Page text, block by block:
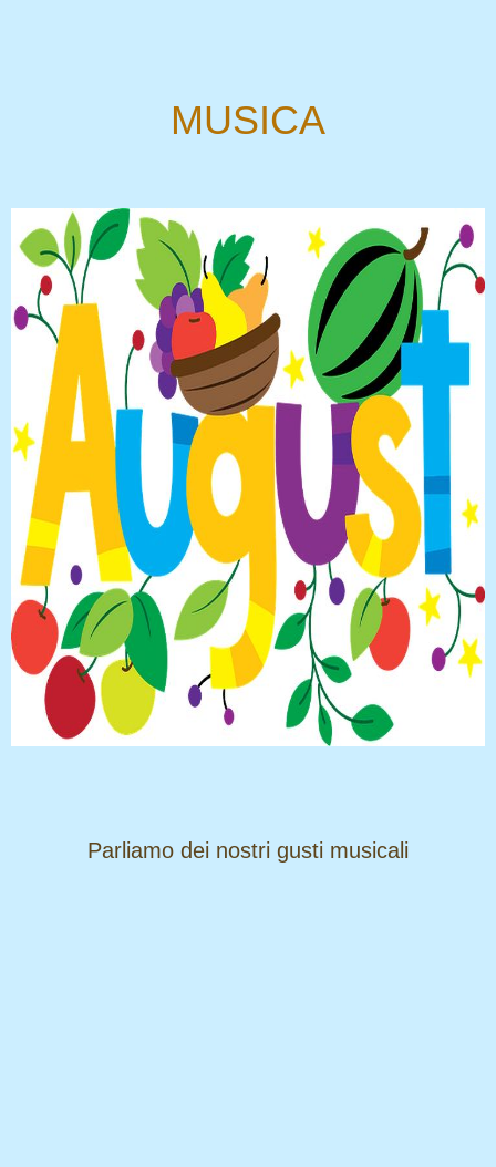
MUSICA
​​​​​​​Parliamo dei nostri gusti musicali